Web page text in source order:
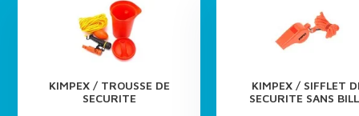
KIMPEX / TROUSSE DE
SECURITE
KIMPEX / SIFFLET
SECURITE SANS